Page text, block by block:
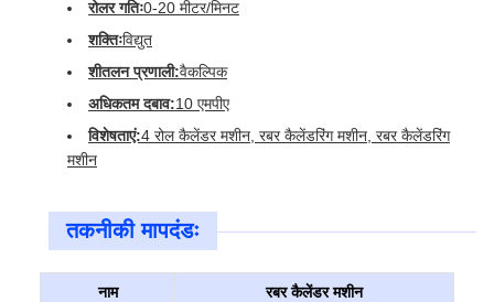
रोलर गतिः0-20 मीटर/मिनट
शक्तिःविद्युत
शीतलन प्रणाली:वैकल्पिक
अधिकतम दबाव:10 एमपीए
विशेषताएं:4 रोल कैलेंडर मशीन, रबर कैलेंडरिंग मशीन, रबर कैलेंडरिंग
मशीन
तकनीकी मापदंडः
नाम रबर कैलेंडर मशीन